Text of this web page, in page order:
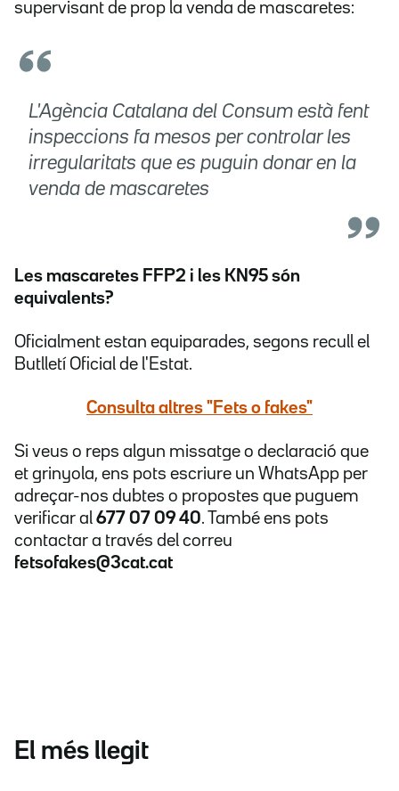
supervisant de prop la venda de mascaretes:
L'Agència Catalana del Consum està fent
inspeccions fa mesos per controlar les
irregularitats que es puguin donar en la
venda de mascaretes
Les mascaretes FFP2 i les KN95 són
equivalents?
Oficialment estan equiparades, segons recull el
Butlletí Oficial de l'Estat.
Consulta altres "Fets o fakes"
Si veus o reps algun missatge o declaració que
et grinyola, ens pots escriure un WhatsApp per
adreçar-nos dubtes o propostes que puguem
verificar al 677 07 09 40. També ens pots
contactar a través del correu
fetsofakes@3cat.cat
El més llegit